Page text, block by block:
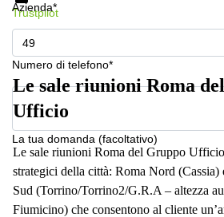
Coworking
in affitto su
Via Cipro,
Brescia
Affitto
Ufficio
Coworking
a Vicenza
Affitto
Centers
a Como
Azienda*
Numero di telefono*
La tua domanda (facoltativo)
Trustpilot
Le sale riunioni Roma
Ufficio
Le sale riunioni Roma del Gruppo
strategici della città: Roma Nord (Cassia)
Sud (Torrino/Torrino2/G.R.A – altezza
Fiumicino) che consentono al cliente